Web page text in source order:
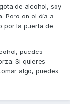
de alcohol, soy
Pero en el día a
por la puerta de
puedes
Si quieres
algo, puedes